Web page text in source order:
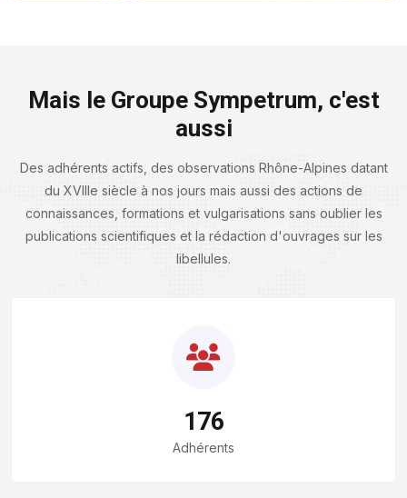
Mais le Groupe Sympetrum, c'est
aussi
Des adhérents actifs, des observations Rhône-Alpines datant
du XVIIIe siècle à nos jours mais aussi des actions de
connaissances, formations et vulgarisations sans oublier les
publications scientifiques et la rédaction d'ouvrages sur les
libellules.
176
Adhérents